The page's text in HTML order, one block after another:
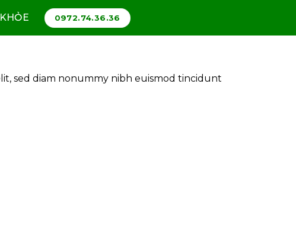
0972.74.36.36
sed diam nonummy nibh euismod tincidunt